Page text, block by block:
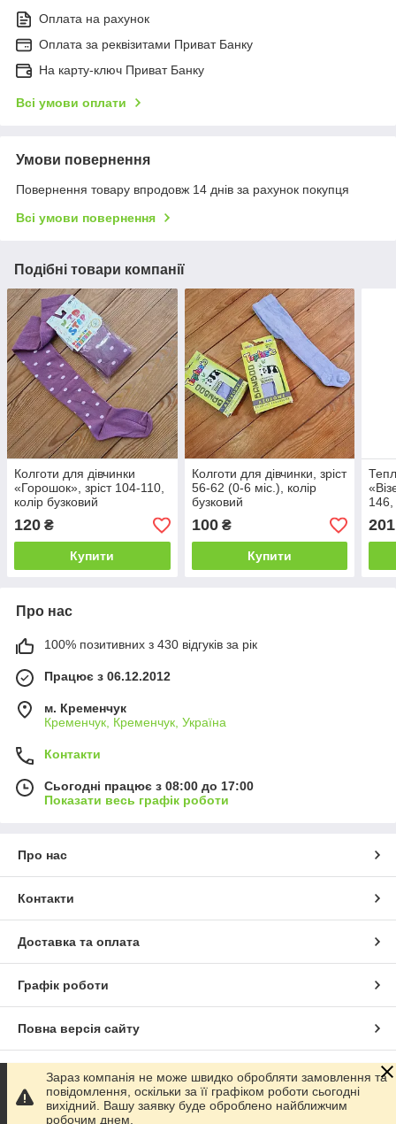
Оплата на рахунок
Оплата за реквізитами Приват Банку
На карту-ключ Приват Банку
Всі умови оплати
Умови повернення
Повернення товару впродовж 14 днів за рахунок покупця
Всі умови повернення
Подібні товари компанії
Колготи для дівчинки
«Горошок», зріст 104-110,
колір бузковий
120 ₴
Купити
Колготи для дівчинки, зріст
56-62 (0-6 міс.), колір
бузковий
100₴
Купити
146,
201
Про нас
100% позитивних з 430 відгуків за рік
Працює з 06.12.2012
м. Кременчук
Кременчук, Кременчук, Україна
Контакти
Сьогодні працює з 08:00 до 17:00
Показати весь графік роботи
Про нас
Контакти
Доставка та оплата
Графік роботи
Повна версія сайту
Сайт створено на маркетплейсіProm.ua
Політика конфіденційності
Зараз компанія не може швидко обробляти замовлення та
повідомлення, оскільки за її графіком роботи сьогодні
вихідний. Вашу заявку буде оброблено найближчим
робочим днем.